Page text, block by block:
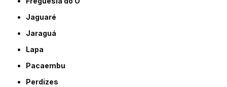
Jaguaré
Jaraguá
Lapa
Pacaembu
Perdizes